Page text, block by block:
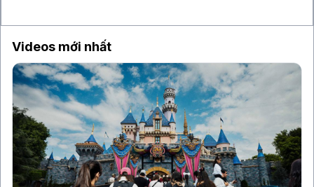
Videos mới nhất